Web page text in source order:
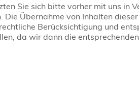
Sie sich bitte vorher mit uns in
Übernahme von Inhalten
Berücksichtigung und
da wir dann die